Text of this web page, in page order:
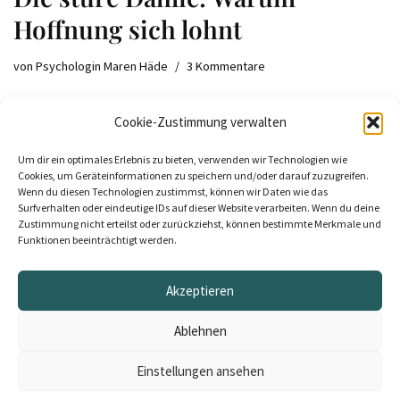
Cookie-Zustimmung verwalten
Um dir ein optimales Erlebnis zu bieten, verwenden wir Technologien wie
Cookies, um Geräteinformationen zu speichern und/oder darauf zuzugreifen.
Wenn du diesen Technologien zustimmst, können wir Daten wie das
Surfverhalten oder eindeutige IDs auf dieser Website verarbeiten. Wenn du deine
Zustimmung nicht erteilst oder zurückziehst, können bestimmte Merkmale und
Funktionen beeinträchtigt werden.
Akzeptieren
Ablehnen
Einstellungen ansehen
Hoffnung sich lohnt
von Psychologin Maren Häde 3 Kommentare
Vernünftige zu tun. Eine Metapher über Sturheit, Hoffnung
und falsche Urteile.
| Präsentiert von
Datenschutzerklärung
Impressum